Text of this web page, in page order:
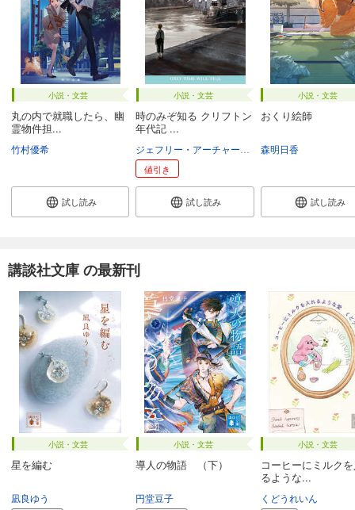
小説・文芸
丸の内で就職したら、幽
霊物件担...
竹村優希
試し読み
小説・文芸
時のみぞ知る クリフトン
年代記 ...
戸田裕之
値引き
試し読み
小説・文芸
おくり絵師
森明日香
試し読み
講談社文庫 の最新刊
小説・文芸
星を編む
凪良ゆう
小説・文芸
導人の物語 （下）
円堂豆子
小説・文芸
コーヒーにミルク
るような...
くどうれいん